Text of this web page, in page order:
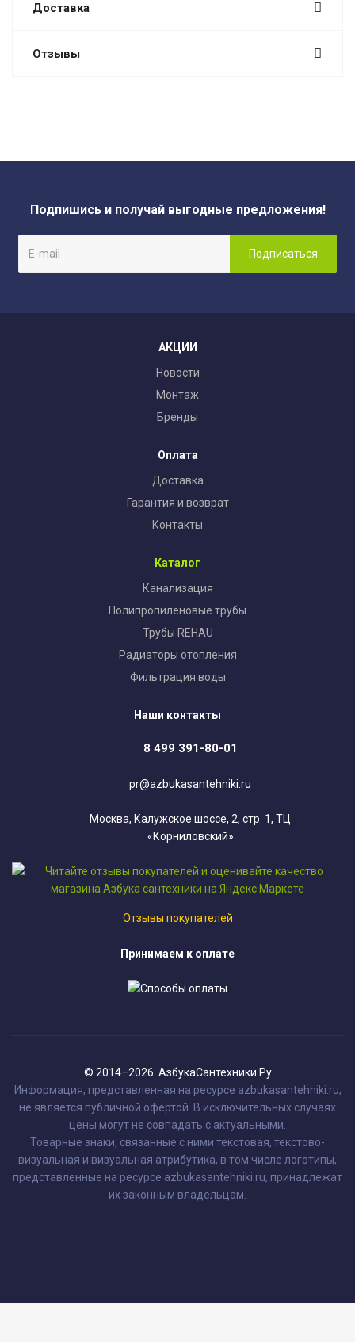
Доставка
Отзывы
Подпишись и получай выгодные предложения!
АКЦИИ
Новости
Монтаж
Бренды
Оплата
Доставка
Гарантия и возврат
Контакты
Каталог
Канализация
Полипропиленовые трубы
Трубы REHAU
Радиаторы отопления
Фильтрация воды
Наши контакты
8 499 391-80-01
pr@azbukasantehniki.ru
Москва, Калужское шоссе, 2, стр. 1, ТЦ
«Корниловский»
Отзывы покупателей
Принимаем к оплате
© 2014–2026. АзбукаСантехники.Ру
Информация, представленная на ресурсе azbukasantehniki.ru,
не является публичной офертой. В исключительных случаях
цены могут не совпадать с актуальными.
Товарные знаки, связанные с ними текстовая, текстово-
визуальная и визуальная атрибутика, в том числе логотипы,
представленные на ресурсе azbukasantehniki.ru, принадлежат
их законным владельцам.